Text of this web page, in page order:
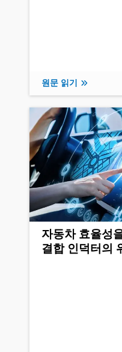
원문 읽기
자동차 효율성
결합 인덕터의